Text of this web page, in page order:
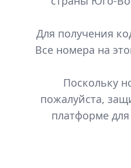
Для получения
Все номера на
Поскольку
пожалуйста,
платформе